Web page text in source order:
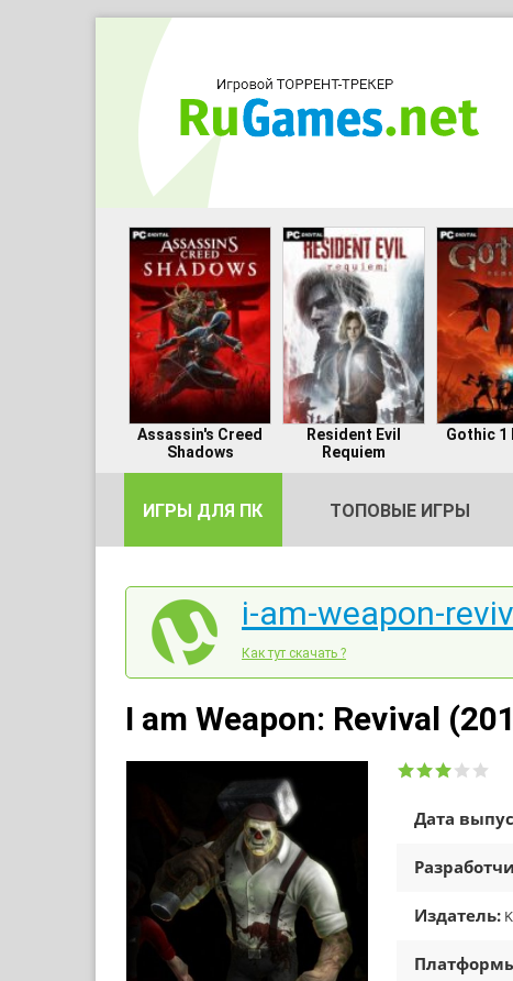
Assassin's Creed
Shadows
Resident Evil
Requiem
Gothic 1
ИГРЫ ДЛЯ ПК ТОПОВЫЕ ИГРЫ
i-am-weapon-
Как тут скачать ?
I am Weapon: Revival
Дата
Издатель: